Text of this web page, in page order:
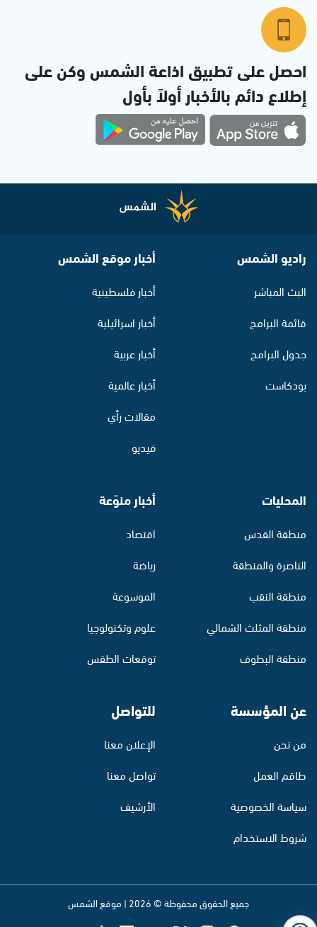
احصل على تطبيق اذاعة الشمس وكن على
إطلاع دائم بالأخبار أولاً بأول
راديو الشمس
البث المباشر
قائمة البرامج
جدول البرامج
بودكاست
أخبار موقع الشمس
أخبار فلسطينية
أخبار اسرائيلية
أخبار عربية
أخبار عالمية
مقالات رأي
فيديو
المحليات
منطقة القدس
الناصرة والمنطقة
منطقة النقب
منطقة المثلث الشمالي
منطقة البطوف
أخبار منوّعة
اقتصاد
رياضة
الموسوعة
علوم وتكنولوجيا
توقعات الطقس
عن المؤسسة
من نحن
طاقم العمل
سياسة الخصوصية
شروط الاستخدام
للتواصل
الإعلان معنا
تواصل معنا
الأرشيف
جميع الحقوق محفوظة © 2026 | موقع الشمس